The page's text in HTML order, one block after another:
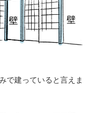
で建っていると言えま